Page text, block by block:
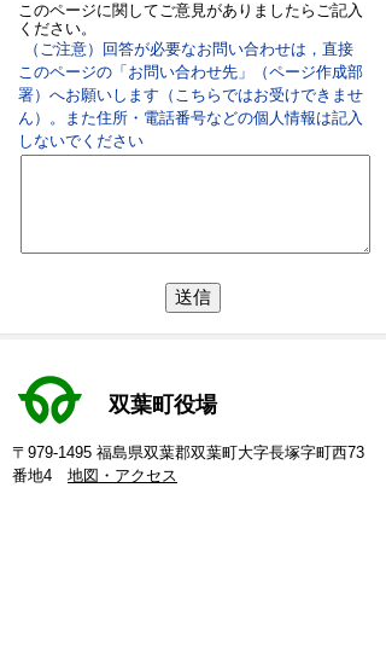
このページに関してご意見がありましたらご記入
ください。
（ご注意）回答が必要なお問い合わせは，直接
このページの「お問い合わせ先」（ページ作成部
署）へお願いします（こちらではお受けできませ
ん）。また住所・電話番号などの個人情報は記入
しないでください
双葉町役場
〒979-1495 福島県双葉郡双葉町大字長塚字町西73
番地4 地図・アクセス